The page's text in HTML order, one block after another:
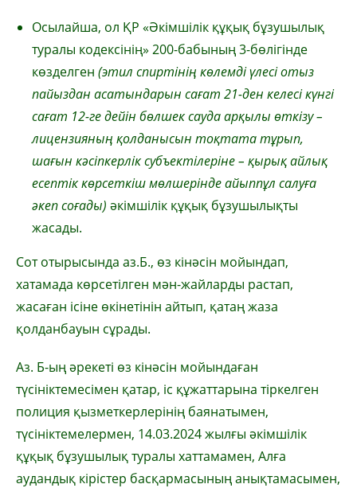
Осылайша, ол ҚР «Әкімшілік құқық бұзушылық
туралы кодексінің» 200-бабының 3-бөлігінде
көзделген (этил спиртінің көлемді үлесі отыз
пайыздан асатындарын сағат 21-ден келесі күнгі
сағат 12-ге дейін бөлшек сауда арқылы өткiзу –
лицензияның қолданысын тоқтата тұрып,
шағын кәсіпкерлік субъектілеріне – қырық айлық
есептік көрсеткіш мөлшерінде айыппұл салуға
әкеп соғады) әкімшілік құқық бұзушылықты
жасады.
Сот отырысында аз.Б., өз кінәсін мойындап,
хатамада көрсетілген мән-жайларды растап,
жасаған ісіне өкінетінін айтып, қатаң жаза
қолданбауын сұрады.
Аз. Б-ың әрекеті өз кінәсін мойындаған
түсініктемесімен қатар, іс құжаттарына тіркелген
полиция қызметкерлерінің баянатымен,
түсініктемелермен, 14.03.2024 жылғы әкімшілік
құқық бұзушылық туралы хаттамамен, Алға
аудандық кірістер басқармасының анықтамасымен,